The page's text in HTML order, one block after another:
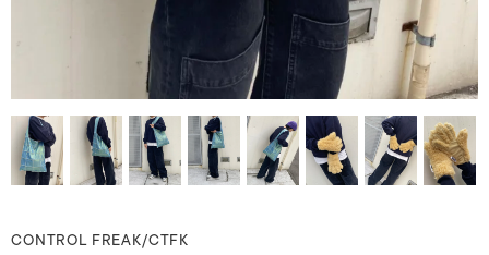
CONTROL FREAK/CTFK